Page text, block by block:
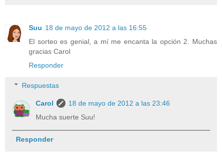
Suu 18 de mayo de 2012 a las 16:55
El sorteo es genial, a mí me encanta la opción 2. Muchas
gracias Carol
Responder
Respuestas
Carol
18 de mayo de 2012 a las 23:46
Mucha suerte Suu!
Responder